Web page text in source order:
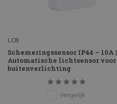
LCB
Schemeringssensor IP44 – 10A |
Automatische lichtsensor voor
buitenverlichting
Vergelijk